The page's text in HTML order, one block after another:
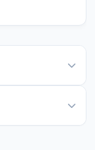
Testi